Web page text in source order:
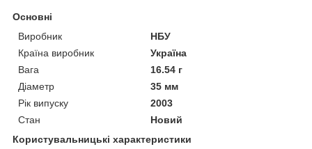
Основні
Виробник
НБУ
Країна виробник
Україна
Вага
16.54 г
Діаметр
35 мм
Рік випуску
2003
Стан
Новий
Користувальницькі характеристики